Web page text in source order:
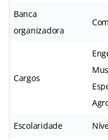
Banca
organizadora
Cargos
Escolaridade